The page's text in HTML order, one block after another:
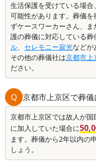
生活保護を受けている場
可能性があります。葬儀
ずケースワーカーさん、
護の葬儀に対応している葬
ル、 セレモニー寂光などが
その他の葬儀社は京都市上
ださい。
Q 京都市上京区で葬
京都市上京区では故人が
に加入していた場合に
ます。葬儀から2年以内の
しょう。